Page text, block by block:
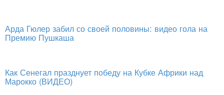
Арда Гюлер забил со своей половины: видео гола на
Премию Пушкаша
Как Сенегал празднует победу на Кубке Африки над
Марокко (ВИДЕО)